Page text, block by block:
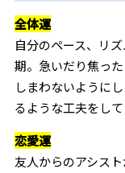
全体運
自分のペース、リ
期。急いだり焦っ
しまわないように
るような工夫をして
恋愛運
友人からのアシス